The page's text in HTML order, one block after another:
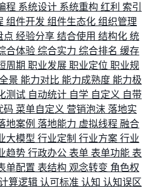
程 系统设计 系统重构 红利 索引
组件开发 组件生态化 组织管理
点 经验分享 结合使用 结构化 统
合体验 综合实力 综合排名 缓存
周期 职业发展 职业定位 职业规
景 能力对比 能力成熟度 能力极
测试 自动统计 自学 自定义 自带
码 菜单自定义 营销泡沫 落地实
地案例 落地能力 虚拟线程 融合
大模型 行业定制 行业方案 行业
趋势 行政办公 表单 表单功能 表
单配置 表结构 观念转变 角色权
算逻辑 认可标准 认知 认知误区